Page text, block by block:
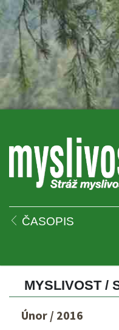
ČASOPIS
MYSLIVOST /
Únor / 2016